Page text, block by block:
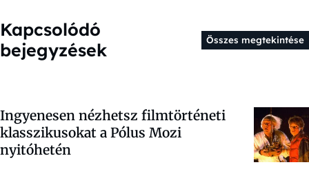
Kapcsolódó
bejegyzések
Összes megtekintése
Ingyenesen nézhetsz filmtörténeti
klasszikusokat a Pólus Mozi
nyitóhetén